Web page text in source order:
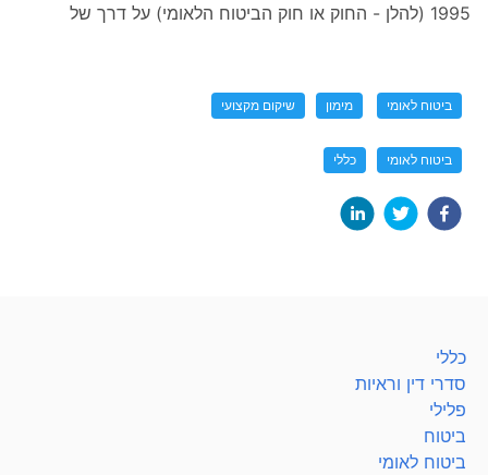
1995 (להלן - החוק או חוק הביטוח הלאומי) על דרך של
ביטוח לאומי מימון שיקום מקצועי
ביטוח לאומי כללי
כללי
סדרי דין וראיות
פלילי
ביטוח
ביטוח לאומי